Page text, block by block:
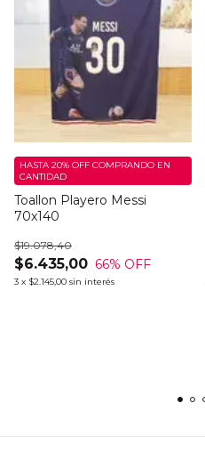
Toallon Playero Messi
70x140
$6.435,00
$19.078,40
66% OFF
3 x $2.145,00 sin interés
HASTA 20% OFF COMPRANDO EN
CANTIDAD